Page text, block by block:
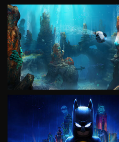
VIEW
VIEW